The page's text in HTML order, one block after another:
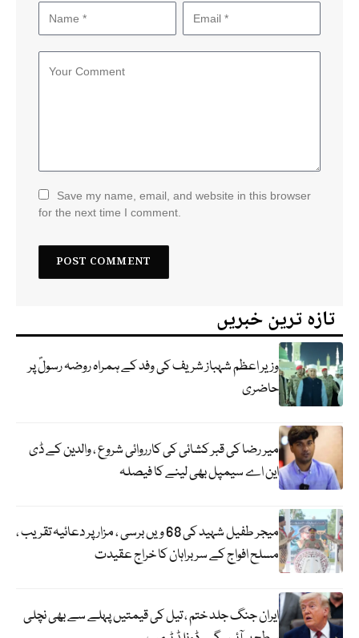
Save my name, email, and website in this browser
for the next time I comment.
تازہ ترین خبریں
وزیر اعظم شہباز شریف کی وفد کے ہمراہ روضہ رسولؐ پر
حاضری
میر رضا کی قبر کشائی کی کارروائی شروع ، والدین کے ڈی
این اے سیمپل بھی لینے کا فیصلہ
میجر طفیل شہید کی 68 ویں برسی ، مزار پر دعائیہ تقریب ،
مسلح افواج کے سربراہان کا خراج عقیدت
ایران جنگ جلد ختم ، تیل کی قیمتیں پہلے سے بھی نچلی